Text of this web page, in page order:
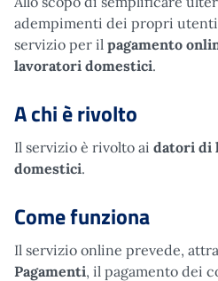
adempimenti dei propri
servizio per il pagamento
lavoratori domestici.
A chi è rivolto
Il servizio è rivolto ai datori di
domestici.
Come funziona
Il servizio online prevede,
Pagamenti, il pagamento dei